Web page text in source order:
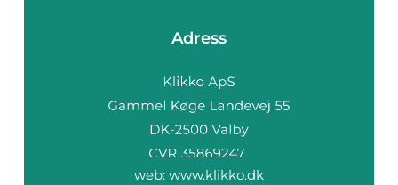
Adress
web: www.klikko.dk